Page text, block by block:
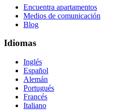
Encuentra apartamentos
Medios de comunicación
Blog
Idiomas
Inglés
Español
Alemán
Portugués
Francés
Italiano